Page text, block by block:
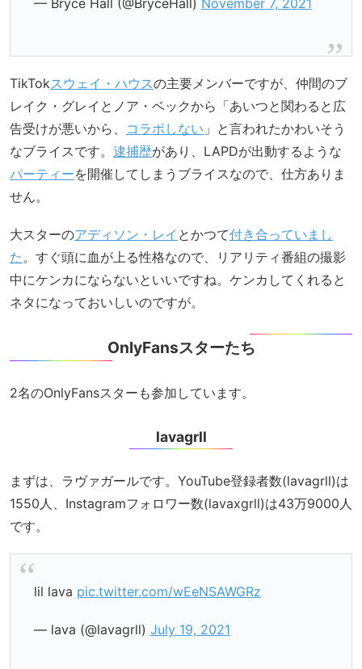
TikTokスウェイ・ハウスの主要メンバーですが、仲間のブ
レイク・グレイとノア・ベックから「あいつと関わると広
告受けが悪いから、 コラボしない 」と言われたかわいそう
なブライスです。 逮捕歴があり、LAPDが出動するような
パーティーを開催してしまうブライスなので、仕方ありま
せん。
大スターのアディソン・レイ とかつて付き合っていまし
た。すぐ頭に血が上る性格なので、リアリティ番組の撮影
中にケンカにならないといいですね。ケンカしてくれると
ネタになっておいしいのですが。
OnlyFansスターたち
2名のOnlyFansスターも参加しています。
lavagrll
まずは、ラヴァガールです。YouTube登録者数(lavagrll)は
1550人、Instagramフォロワー数(lavaxgrll)は43万9000人
です。
lil lava pic.twitter.com/wEeNSAWGRz
— lava (@lavagrll) July 19, 2021